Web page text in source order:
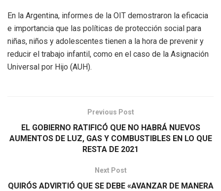
En la Argentina, informes de la OIT demostraron la eficacia
e importancia que las políticas de protección social para
niñas, niños y adolescentes tienen a la hora de prevenir y
reducir el trabajo infantil, como en el caso de la Asignación
Universal por Hijo (AUH).
Previous Post
EL GOBIERNO RATIFICÓ QUE NO HABRÁ NUEVOS
AUMENTOS DE LUZ, GAS Y COMBUSTIBLES EN LO QUE
RESTA DE 2021
Next Post
QUIRÓS ADVIRTIÓ QUE SE DEBE «AVANZAR DE MANERA